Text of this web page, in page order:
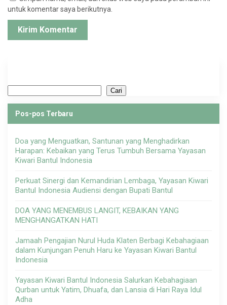
untuk komentar saya berikutnya.
Cari
Pos-pos Terbaru
Doa yang Menguatkan, Santunan yang Menghadirkan
Harapan: Kebaikan yang Terus Tumbuh Bersama Yayasan
Kiwari Bantul Indonesia
Perkuat Sinergi dan Kemandirian Lembaga, Yayasan Kiwari
Bantul Indonesia Audiensi dengan Bupati Bantul
DOA YANG MENEMBUS LANGIT, KEBAIKAN YANG
MENGHANGATKAN HATI
Jamaah Pengajian Nurul Huda Klaten Berbagi Kebahagiaan
dalam Kunjungan Penuh Haru ke Yayasan Kiwari Bantul
Indonesia
Yayasan Kiwari Bantul Indonesia Salurkan Kebahagiaan
Qurban untuk Yatim, Dhuafa, dan Lansia di Hari Raya Idul
Adha